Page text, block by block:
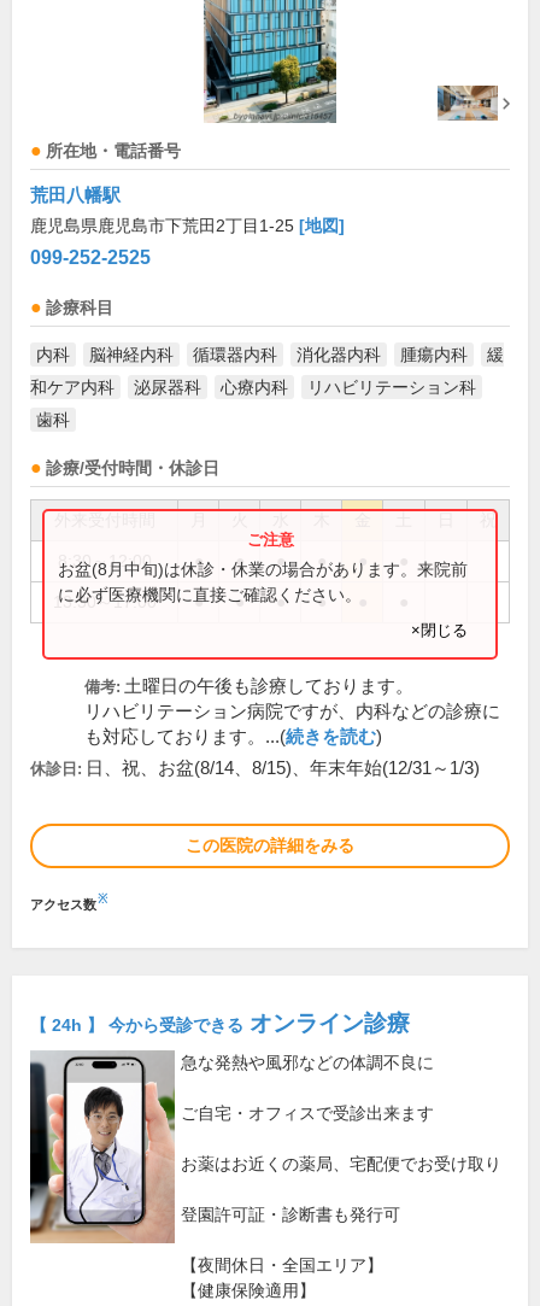
所在地・電話番号
荒田八幡駅
鹿児島県鹿児島市下荒田2丁目1-25 [地図]
099-252-2525
診療科目
内科 脳神経内科 循環器内科 消化器内科 腫瘍内科
緩
和ケア内科
泌尿器科 心療内科
リハビリテーション科
歯科
診療/受付時間・休診日
祝
8:30～12:00 ● ● ● ● ●
13:30～17:00 ● ● ● ●
お盆(8月中旬)は休診・休業の場合があります。来院前
に必ず医療機関に直接ご確認ください。
×閉じる
備考: 土曜日の午後も診療しております。
リハビリテーション病院ですが、内科などの診療に
も対応しております。...(続きを読む)
休診日: 日、祝、お盆(8/14、8/15)、年末年始(12/31～1/3)
この医院の詳細をみる
アクセス数※
【 24h 】 今から受診できる オンライン診療
急な発熱や風邪などの体調不良に
ご自宅・オフィスで受診出来ます
お薬はお近くの薬局、宅配便でお受け取り
登園許可証・診断書も発行可
【夜間休日・全国エリア】
【健康保険適用】